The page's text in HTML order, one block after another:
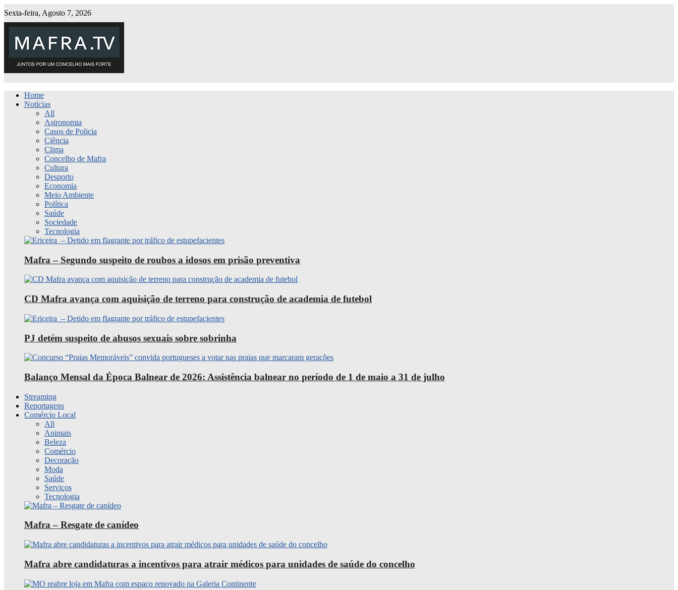
Sexta-feira, Agosto 7, 2026
Home
Notícias
All
Astronomia
Casos de Policia
Ciência
Clima
Concelho de Mafra
Cultura
Desporto
Economia
Meio Ambiente
Política
Saúde
Sociedade
Tecnologia
Mafra – Segundo suspeito de roubos a idosos em prisão preventiva
CD Mafra avança com aquisição de terreno para construção de academia de futebol
PJ detém suspeito de abusos sexuais sobre sobrinha
Balanço Mensal da Época Balnear de 2026: Assistência balnear no período de 1 de maio a 31 de julho
Streaming
Reportagens
Comércio Local
All
Animais
Beleza
Comércio
Decoração
Moda
Saúde
Serviços
Tecnologia
Mafra – Resgate de canídeo
Mafra abre candidaturas a incentivos para atrair médicos para unidades de saúde do concelho